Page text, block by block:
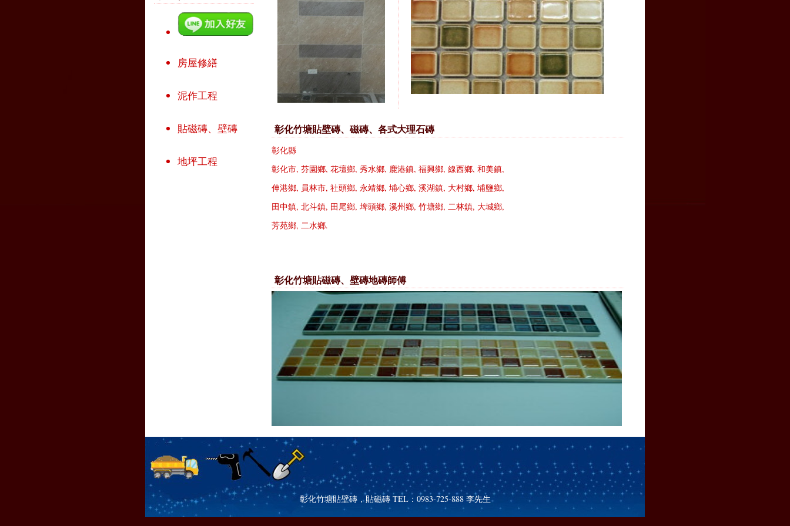
房屋修繕
泥作工程
貼磁磚、壁磚
地坪工程
彰化竹塘貼壁磚、磁磚、各式大理石磚
彰化縣
彰化市, 芬園鄉, 花壇鄉, 秀水鄉, 鹿港鎮, 福興鄉, 線西鄉, 和美鎮,
伸港鄉, 員林市, 社頭鄉, 永靖鄉, 埔心鄉, 溪湖鎮, 大村鄉, 埔鹽鄉,
田中鎮, 北斗鎮, 田尾鄉, 埤頭鄉, 溪州鄉, 竹塘鄉, 二林鎮, 大城鄉,
芳苑鄉, 二水鄉.
彰化竹塘貼磁磚、壁磚地磚師傅
彰化竹塘貼壁磚，貼磁磚 TEL：0983-725-888 李先生